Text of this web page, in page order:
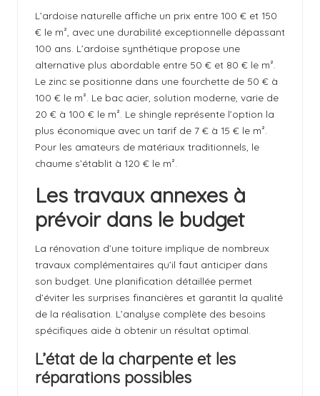
L’ardoise naturelle affiche un prix entre 100 € et 150
€ le m², avec une durabilité exceptionnelle dépassant
100 ans. L’ardoise synthétique propose une
alternative plus abordable entre 50 € et 80 € le m².
Le zinc se positionne dans une fourchette de 50 € à
100 € le m². Le bac acier, solution moderne, varie de
20 € à 100 € le m². Le shingle représente l’option la
plus économique avec un tarif de 7 € à 15 € le m².
Pour les amateurs de matériaux traditionnels, le
chaume s’établit à 120 € le m².
Les travaux annexes à
prévoir dans le budget
La rénovation d’une toiture implique de nombreux
travaux complémentaires qu’il faut anticiper dans
son budget. Une planification détaillée permet
d’éviter les surprises financières et garantit la qualité
de la réalisation. L’analyse complète des besoins
spécifiques aide à obtenir un résultat optimal.
L’état de la charpente et les
réparations possibles